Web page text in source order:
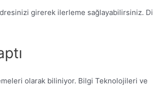
girerek ilerleme sağlayabilirsiniz.
olarak biliniyor. Bilgi Teknolojileri ve